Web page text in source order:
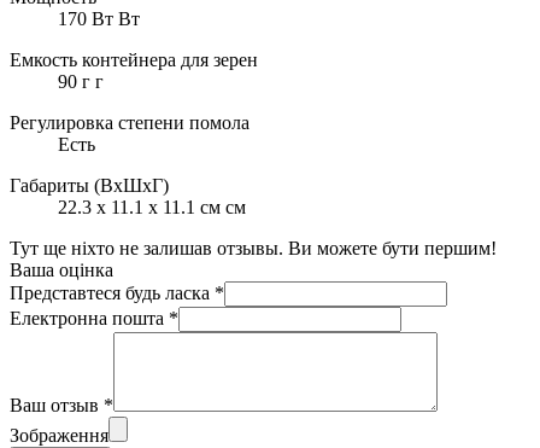
170 Вт Вт
Емкость контейнера для зерен
90 г г
Регулировка степени помола
Есть
Габариты (ВхШхГ)
22.3 х 11.1 х 11.1 см см
Тут ще ніхто не залишав отзывы. Ви можете бути першим!
Ваша оцінка
Представтеся будь ласка *
Електронна пошта *
Ваш отзыв *
Зображення